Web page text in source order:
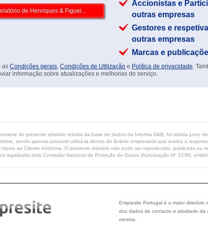
Accionistas e
outras empresas
Gestores e
outras empresas
Marcas e
as Condições gerais, Condições de Utilização e Política de privacidade.
informação sobre atualizações e melhorias do serviço.
do presente relatório resulta da base de dados da Informa D&B, foi obtida junto
sendo apenas possível utilizá-la dentro do âmbito empresarial que realiza a
Apoio ao Cliente eInforma. O presente relatório não pode ser reproduzido, publicado ou
legalizada pela Comissão Nacional de Proteção de Dados (Autorização Nº 32/96,
Empresite Portugal é o maior
dos dados de contacto e atividade da
mesmo.